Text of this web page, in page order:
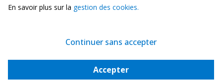
En savoir plus sur la gestion des cookies.
Continuer sans accepter
Accepter
Gestion des cookies